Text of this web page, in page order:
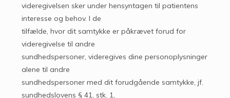
videregivelsen sker under hensyntagen til patientens
interesse og behov. I de
tilfælde, hvor dit samtykke er påkrævet forud for
videregivelse til andre
sundhedspersoner, videregives dine personoplysninger
alene til andre
sundhedspersoner med dit forudgående samtykke, jf.
sundhedslovens § 41, stk. 1,